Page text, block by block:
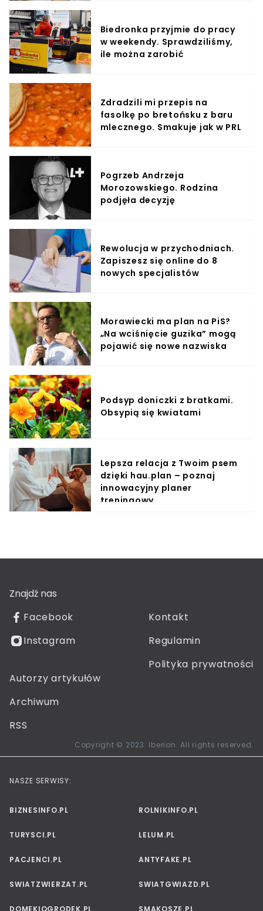
Biedronka przyjmie do pracy
w weekendy. Sprawdziliśmy,
ile można zarobić
Zdradzili mi przepis na
fasolkę po bretońsku z baru
mlecznego. Smakuje jak w PRL
Pogrzeb Andrzeja
Morozowskiego. Rodzina
podjęła decyzję
Rewolucja w przychodniach.
Zapiszesz się online do 8
nowych specjalistów
Morawiecki ma plan na PiS?
„Na wciśnięcie guzika” mogą
pojawić się nowe nazwiska
Podsyp doniczki z bratkami.
Obsypią się kwiatami
Lepsza relacja z Twoim psem
dzięki hau.plan – poznaj
innowacyjny planer
treningowy
Znajdź nas
Facebook
Instagram
Kontakt
Regulamin
Polityka prywatności
Autorzy artykułów
Archiwum
RSS
Copyright © 2023. Iberion. All rights reserved.
NASZE SERWISY:
BIZNESINFO.PL ROLNIKINFO.PL
TURYSCI.PL LELUM.PL
PACJENCI.PL ANTYFAKE.PL
SWIATZWIERZAT.PL SWIATGWIAZD.PL